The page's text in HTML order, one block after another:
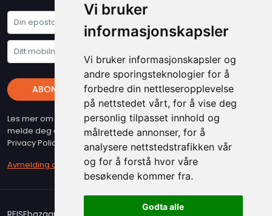
Vi bruker
informasjonskapsler
Vi bruker informasjonskapsler og
andre sporingsteknologier for å
forbedre din nettleseropplevelse
på nettstedet vårt, for å vise deg
personlig tilpasset innhold og
målrettede annonser, for å
analysere nettstedstrafikken vår
og for å forstå hvor våre
besøkende kommer fra.
Godta alle
ABONNER
Les mer om vare "Privacy Policy" - Husk at du kan når som helst
melde deg av vart nyhetsbrev (beslyttet at reCAPTCHA, Google
Privacy Policy & Terms gjelder)
Avmelding av nyhetsbrev